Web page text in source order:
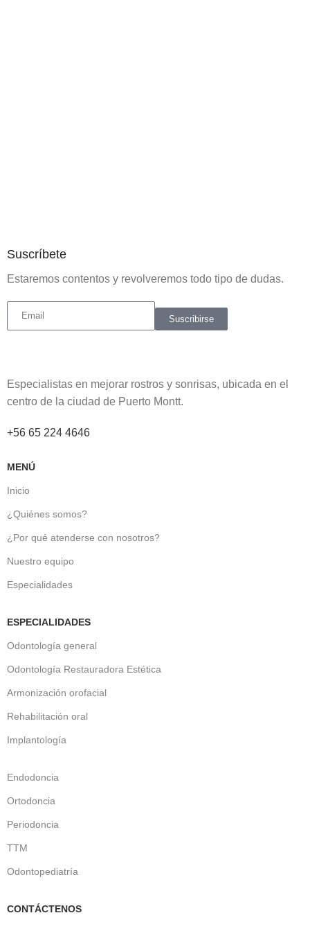
Suscríbete
Estaremos contentos y revolveremos todo tipo de dudas.
Suscribirse
Especialistas en mejorar rostros y sonrisas, ubicada en el
centro de la ciudad de Puerto Montt.
‎+56 65 224 4646
MENÚ
Inicio
¿Quiénes somos?
¿Por qué atenderse con nosotros?
Nuestro equipo
Especialidades
ESPECIALIDADES
Odontología general
Odontología Restauradora Estética
Armonización orofacial
Rehabilitación oral
Implantología
Endodoncia
Ortodoncia
Periodoncia
TTM
Odontopediatría
CONTÁCTENOS